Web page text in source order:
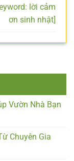
lời cảm
ơn sinh nhật]
Vườn Nhà Bạn
Chuyên Gia